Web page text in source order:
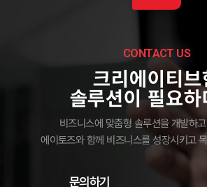
CONTACT US
크리에이티브
솔루션이 필요
비즈니스에 맞춤형 솔루션을 개발하
에이토즈와 함께 비즈니스를 성장시키고
문의하기